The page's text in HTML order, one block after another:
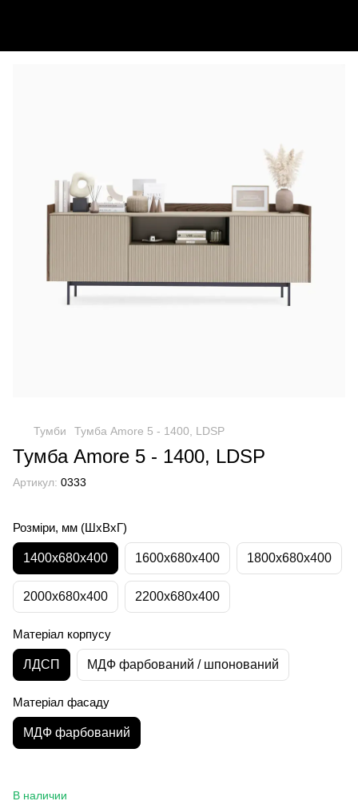
Тумби Тумба Amore 5 - 1400, LDSP
Тумба Amore 5 - 1400, LDSP
Артикул: 0333
Розміри, мм (ШхВхГ)
1400x680x400 1600x680x400 1800x680x400
2000x680x400 2200x680x400
Матеріал корпусу
ЛДСП МДФ фарбований / шпонований
Матеріал фасаду
МДФ фарбований
В наличии